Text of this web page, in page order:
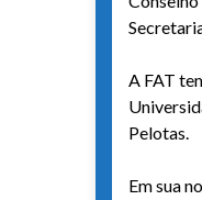
A FAT
Pelotas.
Em sua